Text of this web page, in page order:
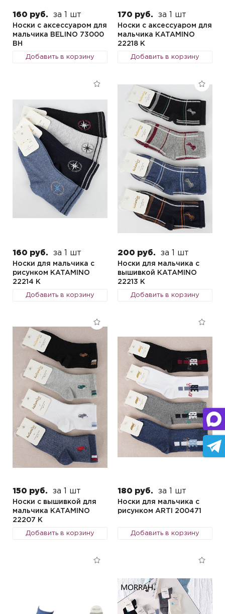
160 руб. за 1 шт
Носки с аксессуаром для
мальчика BELINO 73000
BH
Добавить в корзину
170 руб. за 1 шт
Носки с аксессуаром для
мальчика KATAMINO
22218 K
Добавить в корзину
160 руб. за 1 шт
Носки для мальчика с
рисунком KATAMINO
22214 K
Добавить в корзину
200 руб. за 1 шт
Носки для мальчика с
вышивкой KATAMINO
22213 K
Добавить в корзину
150 руб. за 1 шт
Носки с вышивкой для
мальчика KATAMINO
22207 K
Добавить в корзину
180 руб. за 1 шт
Носки для мальчика с
рисунком ARTI 200471
Добавить в корзину